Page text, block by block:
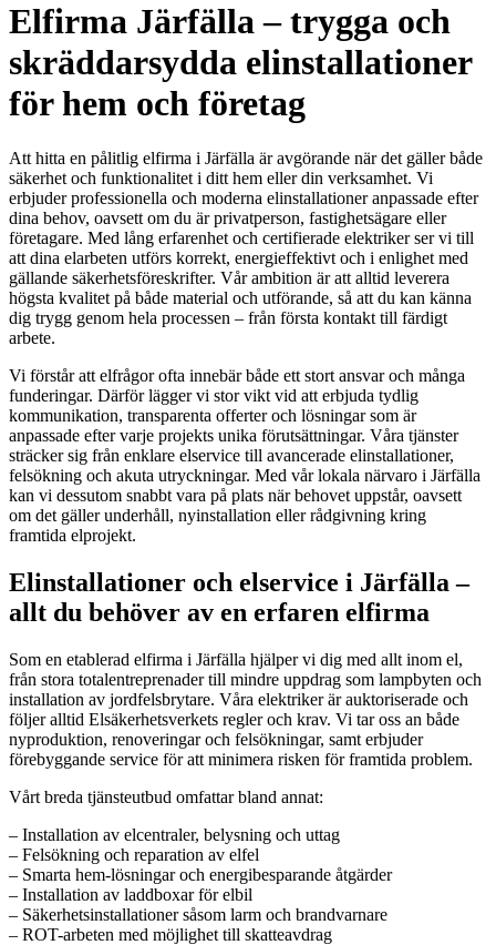
Elfirma Järfälla – trygga och
skräddarsydda elinstallationer
för hem och företag
Att hitta en pålitlig elfirma i Järfälla är avgörande när det gäller både
säkerhet och funktionalitet i ditt hem eller din verksamhet. Vi
erbjuder professionella och moderna elinstallationer anpassade efter
dina behov, oavsett om du är privatperson, fastighetsägare eller
företagare. Med lång erfarenhet och certifierade elektriker ser vi till
att dina elarbeten utförs korrekt, energieffektivt och i enlighet med
gällande säkerhetsföreskrifter. Vår ambition är att alltid leverera
högsta kvalitet på både material och utförande, så att du kan känna
dig trygg genom hela processen – från första kontakt till färdigt
arbete.
Vi förstår att elfrågor ofta innebär både ett stort ansvar och många
funderingar. Därför lägger vi stor vikt vid att erbjuda tydlig
kommunikation, transparenta offerter och lösningar som är
anpassade efter varje projekts unika förutsättningar. Våra tjänster
sträcker sig från enklare elservice till avancerade elinstallationer,
felsökning och akuta utryckningar. Med vår lokala närvaro i Järfälla
kan vi dessutom snabbt vara på plats när behovet uppstår, oavsett
om det gäller underhåll, nyinstallation eller rådgivning kring
framtida elprojekt.
Elinstallationer och elservice i Järfälla –
allt du behöver av en erfaren elfirma
Som en etablerad elfirma i Järfälla hjälper vi dig med allt inom el,
från stora totalentreprenader till mindre uppdrag som lampbyten och
installation av jordfelsbrytare. Våra elektriker är auktoriserade och
följer alltid Elsäkerhetsverkets regler och krav. Vi tar oss an både
nyproduktion, renoveringar och felsökningar, samt erbjuder
förebyggande service för att minimera risken för framtida problem.
Vårt breda tjänsteutbud omfattar bland annat:
– Installation av elcentraler, belysning och uttag
– Felsökning och reparation av elfel
– Smarta hem-lösningar och energibesparande åtgärder
– Installation av laddboxar för elbil
– Säkerhetsinstallationer såsom larm och brandvarnare
– ROT-arbeten med möjlighet till skatteavdrag